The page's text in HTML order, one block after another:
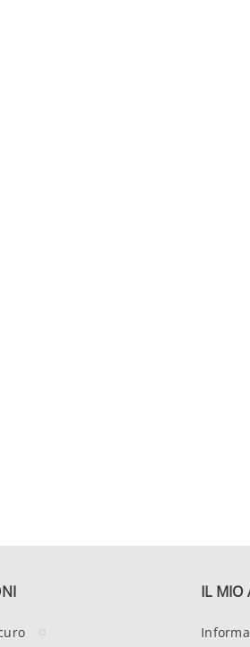
IL MIO